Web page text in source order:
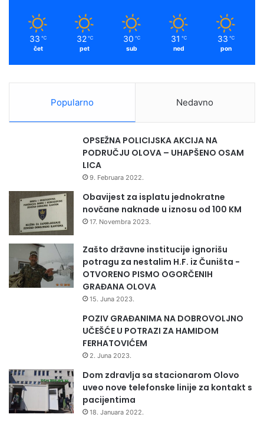
33 ℃
čet
32 ℃
pet
30 ℃
sub
31 ℃
ned
33 ℃
pon
Popularno Nedavno
OPSEŽNA POLICIJSKA AKCIJA NA
PODRUČJU OLOVA – UHAPŠENO OSAM
LICA
9. Februara 2022.
Obavijest za isplatu jednokratne
novčane naknade u iznosu od 100 KM
17. Novembra 2023.
Zašto državne institucije ignorišu
potragu za nestalim H.F. iz Čuništa -
OTVORENO PISMO OGORČENIH
GRAĐANA OLOVA
15. Juna 2023.
POZIV GRAĐANIMA NA DOBROVOLJNO
UČEŠĆE U POTRAZI ZA HAMIDOM
FERHATOVIĆEM
2. Juna 2023.
Dom zdravlja sa stacionarom Olovo
uveo nove telefonske linije za kontakt s
pacijentima
18. Januara 2022.